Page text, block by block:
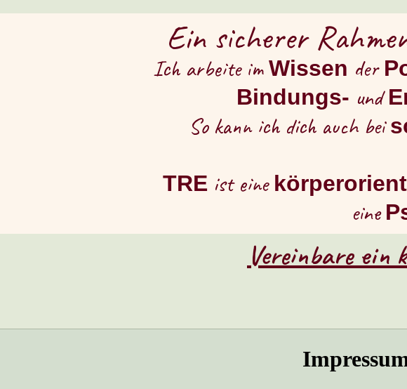
Ein sicherer
Ich arbeite imWissen der
Bindungs- und
So kann ich dich auch bei
TRE ist eine
eine
Vereinbare ein